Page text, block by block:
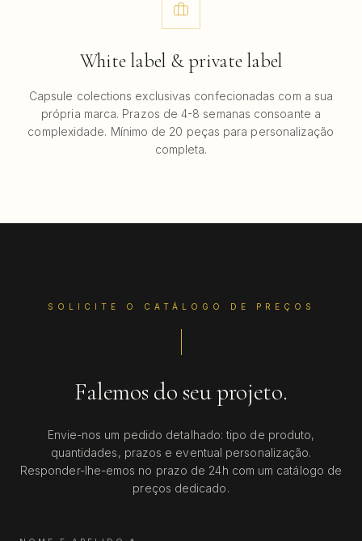
White label & private label
Capsule colections exclusivas confecionadas com a sua
própria marca. Prazos de 4-8 semanas consoante a
complexidade. Mínimo de 20 peças para personalização
completa.
SOLICITE O CATÁLOGO DE PREÇOS
Falemos do seu projeto.
Envie-nos um pedido detalhado: tipo de produto,
quantidades, prazos e eventual personalização.
Responder-lhe-emos no prazo de 24h com um catálogo de
preços dedicado.